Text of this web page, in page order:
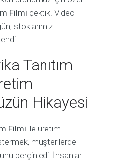
Filmi çektik. Video
stoklarımız
Tanıtım
Hikayesi
Filmi ile üretim
müşterilerde
perçinledi. İnsanlar